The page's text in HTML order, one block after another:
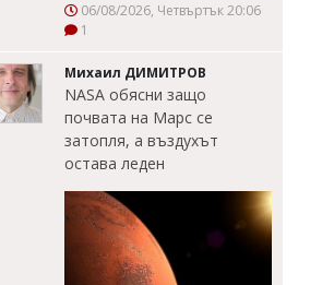
06/08/2026, Четвъртък 20:06
1
Михаил ДИМИТРОВ
NASA обясни защо
почвата на Марс се
затопля, а въздухът
остава леден